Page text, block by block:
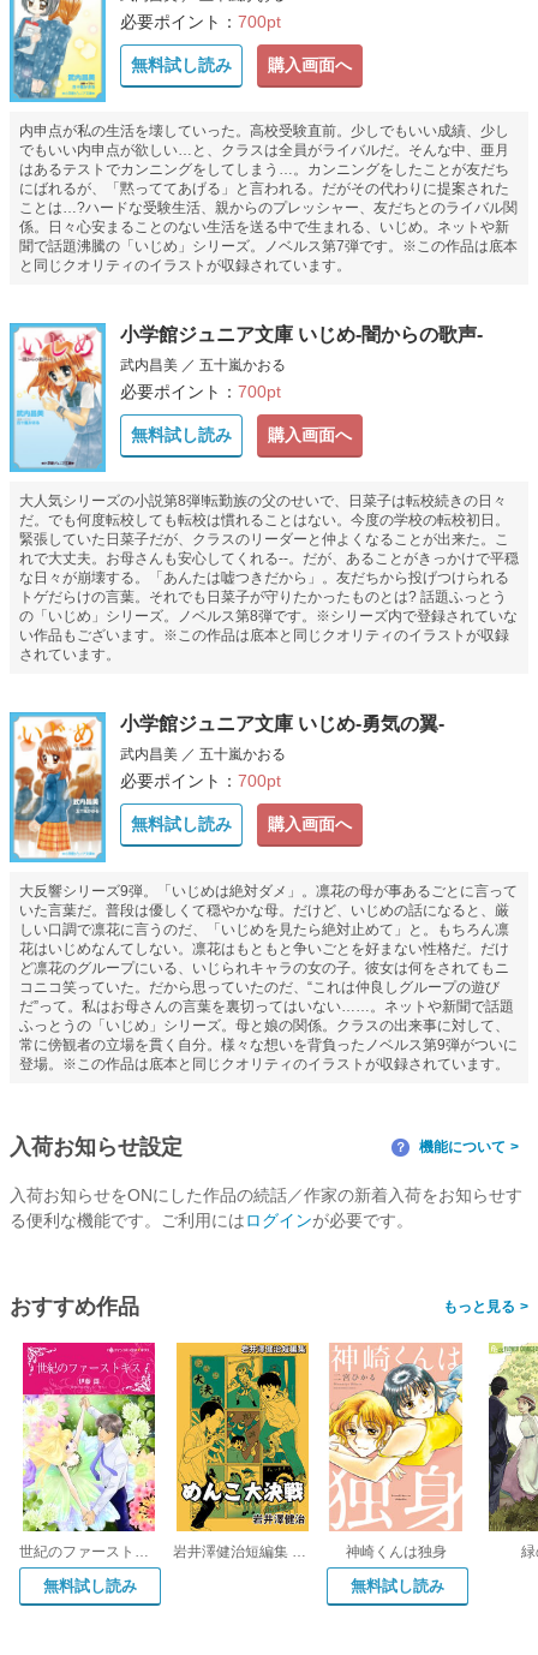
必要ポイント： 700pt
無料試し読み 購入画面へ
内申点が私の生活を壊していった。高校受験直前。少しでもいい成績、少し
でもいい内申点が欲しい…と、クラスは全員がライバルだ。そんな中、亜月
はあるテストでカンニングをしてしまう…。カンニングをしたことが友だち
にばれるが、「黙っててあげる」と言われる。だがその代わりに提案された
ことは…?ハードな受験生活、親からのプレッシャー、友だちとのライバル関
係。日々心安まることのない生活を送る中で生まれる、いじめ。ネットや新
聞で話題沸騰の「いじめ」シリーズ。ノベルス第7弾です。※この作品は底本
と同じクオリティのイラストが収録されています。
小学館ジュニア文庫 いじめ-闇からの歌声-
武内昌美 ／ 五十嵐かおる
必要ポイント： 700pt
無料試し読み 購入画面へ
大人気シリーズの小説第8弾!転勤族の父のせいで、日菜子は転校続きの日々
だ。でも何度転校しても転校は慣れることはない。今度の学校の転校初日。
緊張していた日菜子だが、クラスのリーダーと仲よくなることが出来た。こ
れで大丈夫。お母さんも安心してくれる--。だが、あることがきっかけで平穏
な日々が崩壊する。「あんたは嘘つきだから」。友だちから投げつけられる
トゲだらけの言葉。それでも日菜子が守りたかったものとは? 話題ふっとう
の「いじめ」シリーズ。ノベルス第8弾です。※シリーズ内で登録されていな
い作品もございます。※この作品は底本と同じクオリティのイラストが収録
されています。
小学館ジュニア文庫 いじめ-勇気の翼-
武内昌美 ／ 五十嵐かおる
必要ポイント： 700pt
無料試し読み 購入画面へ
大反響シリーズ9弾。「いじめは絶対ダメ」。凛花の母が事あるごとに言って
いた言葉だ。普段は優しくて穏やかな母。だけど、いじめの話になると、厳
しい口調で凛花に言うのだ、「いじめを見たら絶対止めて」と。もちろん凛
花はいじめなんてしない。凛花はもともと争いごとを好まない性格だ。だけ
ど凛花のグループにいる、いじられキャラの女の子。彼女は何をされてもニ
コニコ笑っていた。だから思っていたのだ、“これは仲良しグループの遊び
だ”って。私はお母さんの言葉を裏切ってはいない……。ネットや新聞で話題
ふっとうの「いじめ」シリーズ。母と娘の関係。クラスの出来事に対して、
常に傍観者の立場を貫く自分。様々な想いを背負ったノベルス第9弾がついに
登場。※この作品は底本と同じクオリティのイラストが収録されています。
入荷お知らせ設定 ？ 機能について
入荷お知らせをONにした作品の続話／作家の新着入荷をお知らせす
る便利な機能です。ご利用にはログインが必要です。
おすすめ作品 >
世紀のファーストキス【新装版】
無料試し読み
岩井澤健治短編集 めんこ大決戦 神崎くんは独身
無料試し読み
緑